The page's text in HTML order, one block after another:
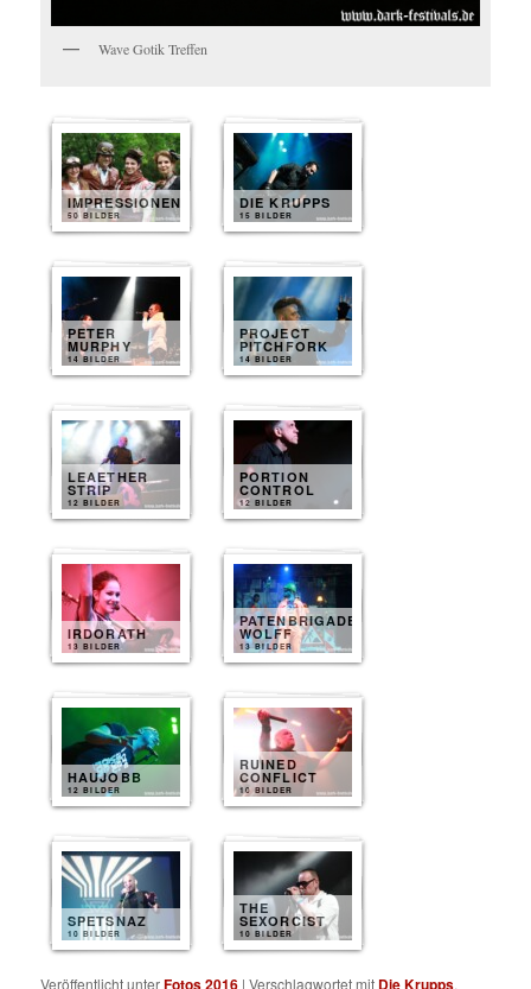
Wave Gotik Treffen
IMPRESSIONEN
50 BILDER
DIE KRUPPS
15 BILDER
PETER
MURPHY
14 BILDER
PROJECT
PITCHFORK
14 BILDER
LEAETHER
STRIP
12 BILDER
PORTION
CONTROL
12 BILDER
IRDORATH
13 BILDER
PATENBRIGADE
WOLFF
13 BILDER
HAUJOBB
12 BILDER
RUINED
CONFLICT
10 BILDER
SPETSNAZ
10 BILDER
THE
SEXORCIST
10 BILDER
Veröffentlicht unterFotos 2016 |Verschlagwortet mit Die Krupps,